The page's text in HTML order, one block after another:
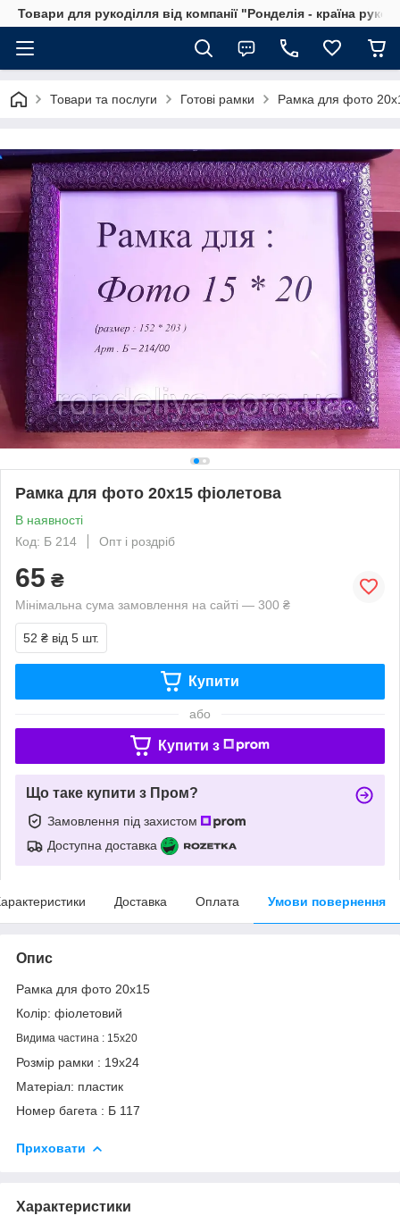
Товари для рукоділля від компанії "Ронделія - країна
Товари та послуги Готові рамки Рамка для фото
Рамка для фото 20х15 фіолетова
В наявності
Код: Б 214
Опт і роздріб
65 ₴
Мінімальна сума замовлення на сайті — 300 ₴
52 ₴ від 5 шт.
Купити
або
Купити з
Що таке купити з Пром?
Замовлення під захистом
Доступна доставка
Доставка Оплата Умови повернення
Опис
Рамка для фото 20х15
Колір: фіолетовий
Видима частина : 15х20
Розмір рамки : 19х24
Матеріал: пластик
Номер багета : Б 117
Приховати
Характеристики